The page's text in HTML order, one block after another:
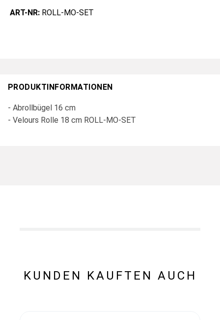
ART-NR: ROLL-MO-SET
PRODUKTINFORMATIONEN
- Abrollbügel 16 cm
- Velours Rolle 18 cm ROLL-MO-SET
KUNDEN KAUFTEN AUCH